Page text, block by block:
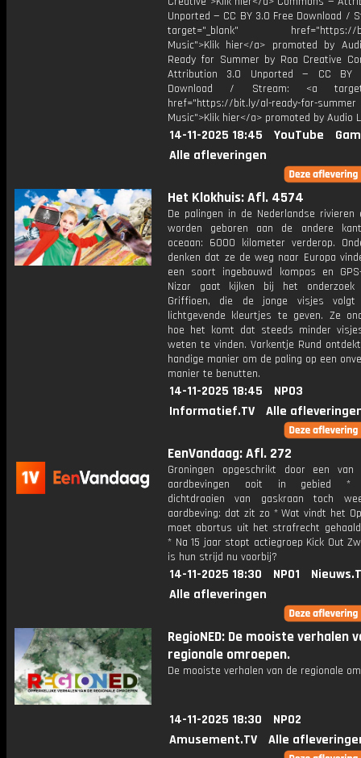
Unported — CC BY 3.0 Free Download /
target="_blank" href="https://
Music">Klik hier</a> promoted by
Ready for Summer by Roa Creative
Attribution 3.0 Unported — CC BY
Download / Stream: <a
href="https://bit.ly/al-ready-for-summer
Music">Klik hier</a> promoted by Audio
14-11-2025 18:45 YouTube
Alle afleveringen
Het Klokhuis: Afl. 4574
De palingen in de Nederlandse rivieren
worden geboren aan de andere
oceaan: 6000 kilometer verderop.
denken dat ze de weg naar Europa
een soort ingebouwd kompas en
Nizar gaat kijken bij het onderzoek
Griffioen, die de jonge visjes
lichtgevende kleurtjes te geven. Ze
hoe het komt dat steeds minder
weten te vinden. Varkentje Rund
handige manier om de paling op een
manier te benutten.
14-11-2025 18:45
NPO3
Informatief.TV
Alle
EenVandaag: Afl. 272
Groningen opgeschrikt door een van
aardbevingen ooit in gebied *
dichtdraaien van gaskraan toch
aardbeving: dat zit zo * Wat vindt het
moet abortus uit het strafrecht
* Na 15 jaar stopt actiegroep Kick Out
is hun strijd nu voorbij?
14-11-2025 18:30 NPO1
Alle afleveringen
RegioNED: De mooiste verhalen
regionale omroepen.
De mooiste verhalen van de regionale
14-11-2025 18:30
NPO2
Amusement.TV
Alle